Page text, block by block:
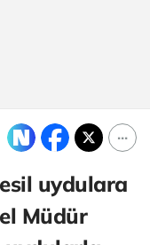
uydulara
Müdür